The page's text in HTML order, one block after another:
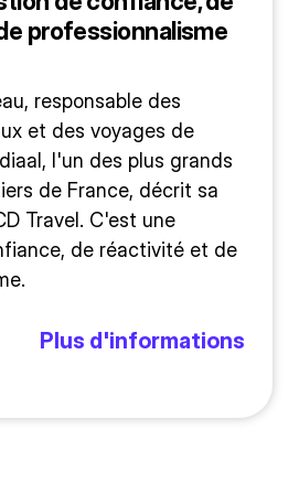
professionnalisme
responsable des
et des voyages de
l'un des plus grands
de France, décrit sa
Travel. C'est une
de réactivité et de
Plus d'informations